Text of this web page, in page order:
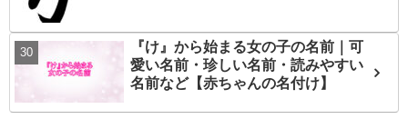
『け』から始まる女の子の名前｜可
愛い名前・珍しい名前・読みやすい
名前など【赤ちゃんの名付け】